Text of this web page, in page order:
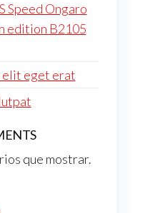
Speed Ongaro
edition B2105
elit eget erat
que mostrar.